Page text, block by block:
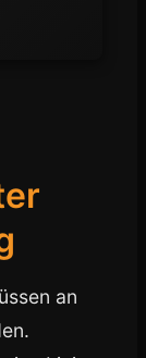
an